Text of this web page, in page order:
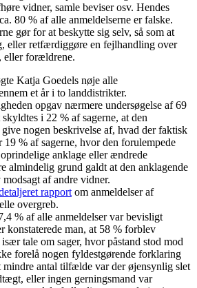
vidner, samle beviser osv. Hendes
80 % af alle anmeldelserne er falske.
gør for at beskytte sig selv, så som at
eller retfærdiggøre en fejlhandling over
eller forældrene.
Katja Goedels nøje alle
et år i to landdistrikter.
opgav nærmere undersøgelse af 69
i 22 % af sagerne, at den
nogen beskrivelse af, hvad der faktisk
19 % af sagerne, hvor den forulempede
anklage eller ændrede
almindelig grund galdt at den anklagende
af andre vidner.
rapport om anmeldelser af
overgreb.
% af alle anmeldelser var bevisligt
konstaterede man, at 58 % forblev
tale om sager, hvor påstand stod mod
forelå nogen fyldestgørende forklaring
mindre antal tilfælde var der øjensynlig slet
eller ingen gerningsmand var